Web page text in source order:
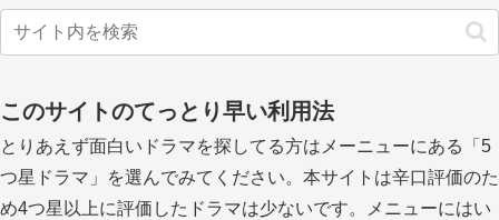
このサイトのてっとり早い利用法
とりあえず面白いドラマを探してる方はメーニューにある「5
つ星ドラマ」を選んでみてください。本サイトは辛口評価のた
め4つ星以上に評価したドラマは少ないです。メニューにはい